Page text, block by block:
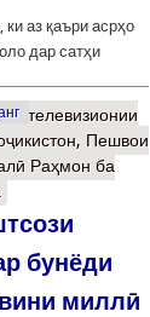
аз қаъри асрҳо
дар сатҳи
телевизионии
Пешвои
Раҳмон ба
бунёди
миллӣ